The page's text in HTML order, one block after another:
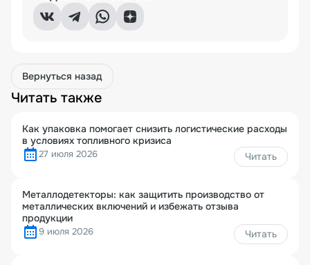
Вернуться назад
Читать также
Как упаковка помогает снизить логистические расходы
в условиях топливного кризиса
27 июля 2026 Читать
Металлодетекторы: как защитить производство от
металлических включений и избежать отзыва
продукции
9 июля 2026 Читать